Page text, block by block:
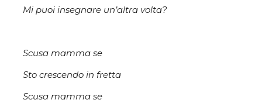
Mi puoi insegnare un’altra volta?
Scusa mamma se
Sto crescendo in fretta
Scusa mamma se